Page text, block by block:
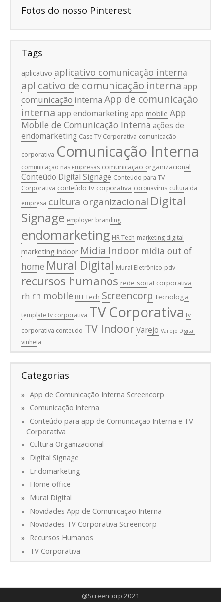
Fotos do nosso Pinterest
Tags
aplicativo aplicativo comunicação interna
aplicativo de comunicação interna app
comunicação interna App de comunicação
interna app endomarketing app mobile App
Mobile de Comunicação Interna ações de
endomarketing Case TV Corporativa comunicação
corporativa Comunicação Interna
comunicação nas empresas comunicação organizacional
Conteúdo Digital Signage Conteúdo para TV
Corporativa conteúdo tv corporativa coronavírus cultura da
empresa cultura organizacional Digital
Signage employer branding
endomarketing HR Tech marketing digital
marketing indoor Midia Indoor midia out of
home Mural Digital Mural Eletrônico pdv
recursos humanos rede social corporativa
rh rh mobile RH Tech Screencorp Tecnologia
template tv corporativa TV Corporativa tv
corporativa conteudo TV IndoorVarejo Varejo Digital
vinheta
Categorias
App de Comunicação Interna Screencorp
Comunicação Interna
Conteúdo para app de Comunicação Interna e TV
Corporativa
Cultura Organizacional
Digital Signage
Endomarketing
Home office
Mural Digital
Novidades App de Comunicação Interna
Novidades TV Corporativa Screencorp
Recursos Humanos
TV Corporativa
@Screencorp 2021